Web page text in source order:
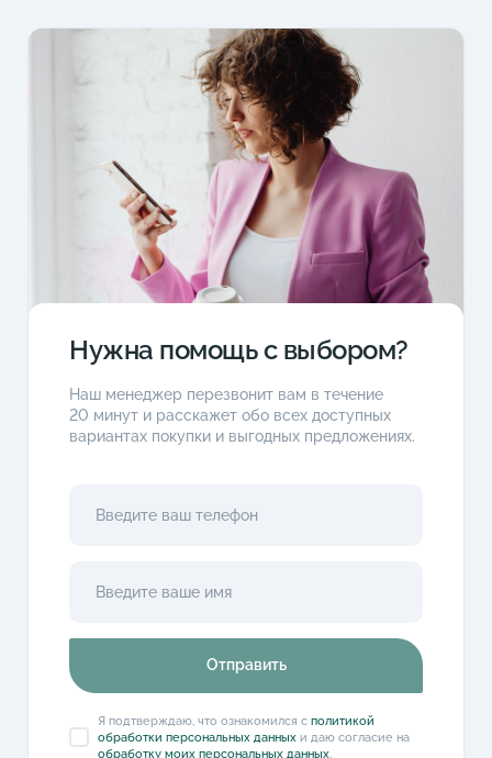
Нужна помощь с выбором?
Наш менеджер перезвонит вам в течение
20 минут и расскажет обо всех доступных
вариантах покупки и выгодных предложениях.
Отправить
Я подтверждаю, что ознакомился сполитикой
обработки персональных данных и даю согласие на
обработку моих персональных данных